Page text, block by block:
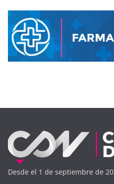
Desde el 1 de septiembre de